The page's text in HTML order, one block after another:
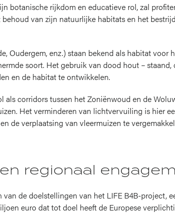
botanische rijkdom en educatieve rol, zal
van zijn natuurlijke habitats en het
Oudergem, enz.) staan bekend als habitat voor
soort. Het gebruik van dood hout –
en de habitat te ontwikkelen.
als corridors tussen het Zoniënwoud en de
Het verminderen van lichtvervuiling is hier
de verplaatsing van vleermuizen te
regionaal
de doelstellingen van het LIFE B4B-project,
euro dat tot doel heeft de Europese